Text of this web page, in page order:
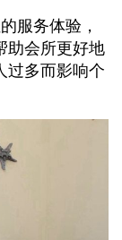
服务体验，
助会所更好地
过多而影响个